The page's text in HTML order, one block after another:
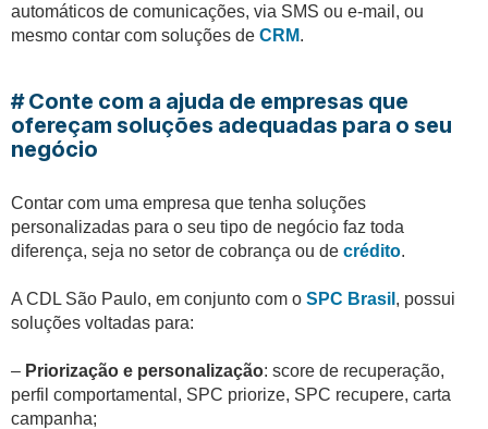
automáticos de comunicações, via SMS ou e-mail, ou
mesmo contar com soluções de CRM.
# Conte com a ajuda de empresas que
ofereçam soluções adequadas para o seu
negócio
Contar com uma empresa que tenha soluções
personalizadas para o seu tipo de negócio faz toda
diferença, seja no setor de cobrança ou de crédito.
A CDL São Paulo, em conjunto com o SPC Brasil , possui
soluções voltadas para:
– Priorização e personalização: score de recuperação,
perfil comportamental, SPC priorize, SPC recupere, carta
campanha;